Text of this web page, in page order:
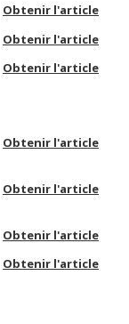
Obtenir l'article
Obtenir l'article
Obtenir l'article
Obtenir l'article
Obtenir l'article
Obtenir l'article
Obtenir l'article